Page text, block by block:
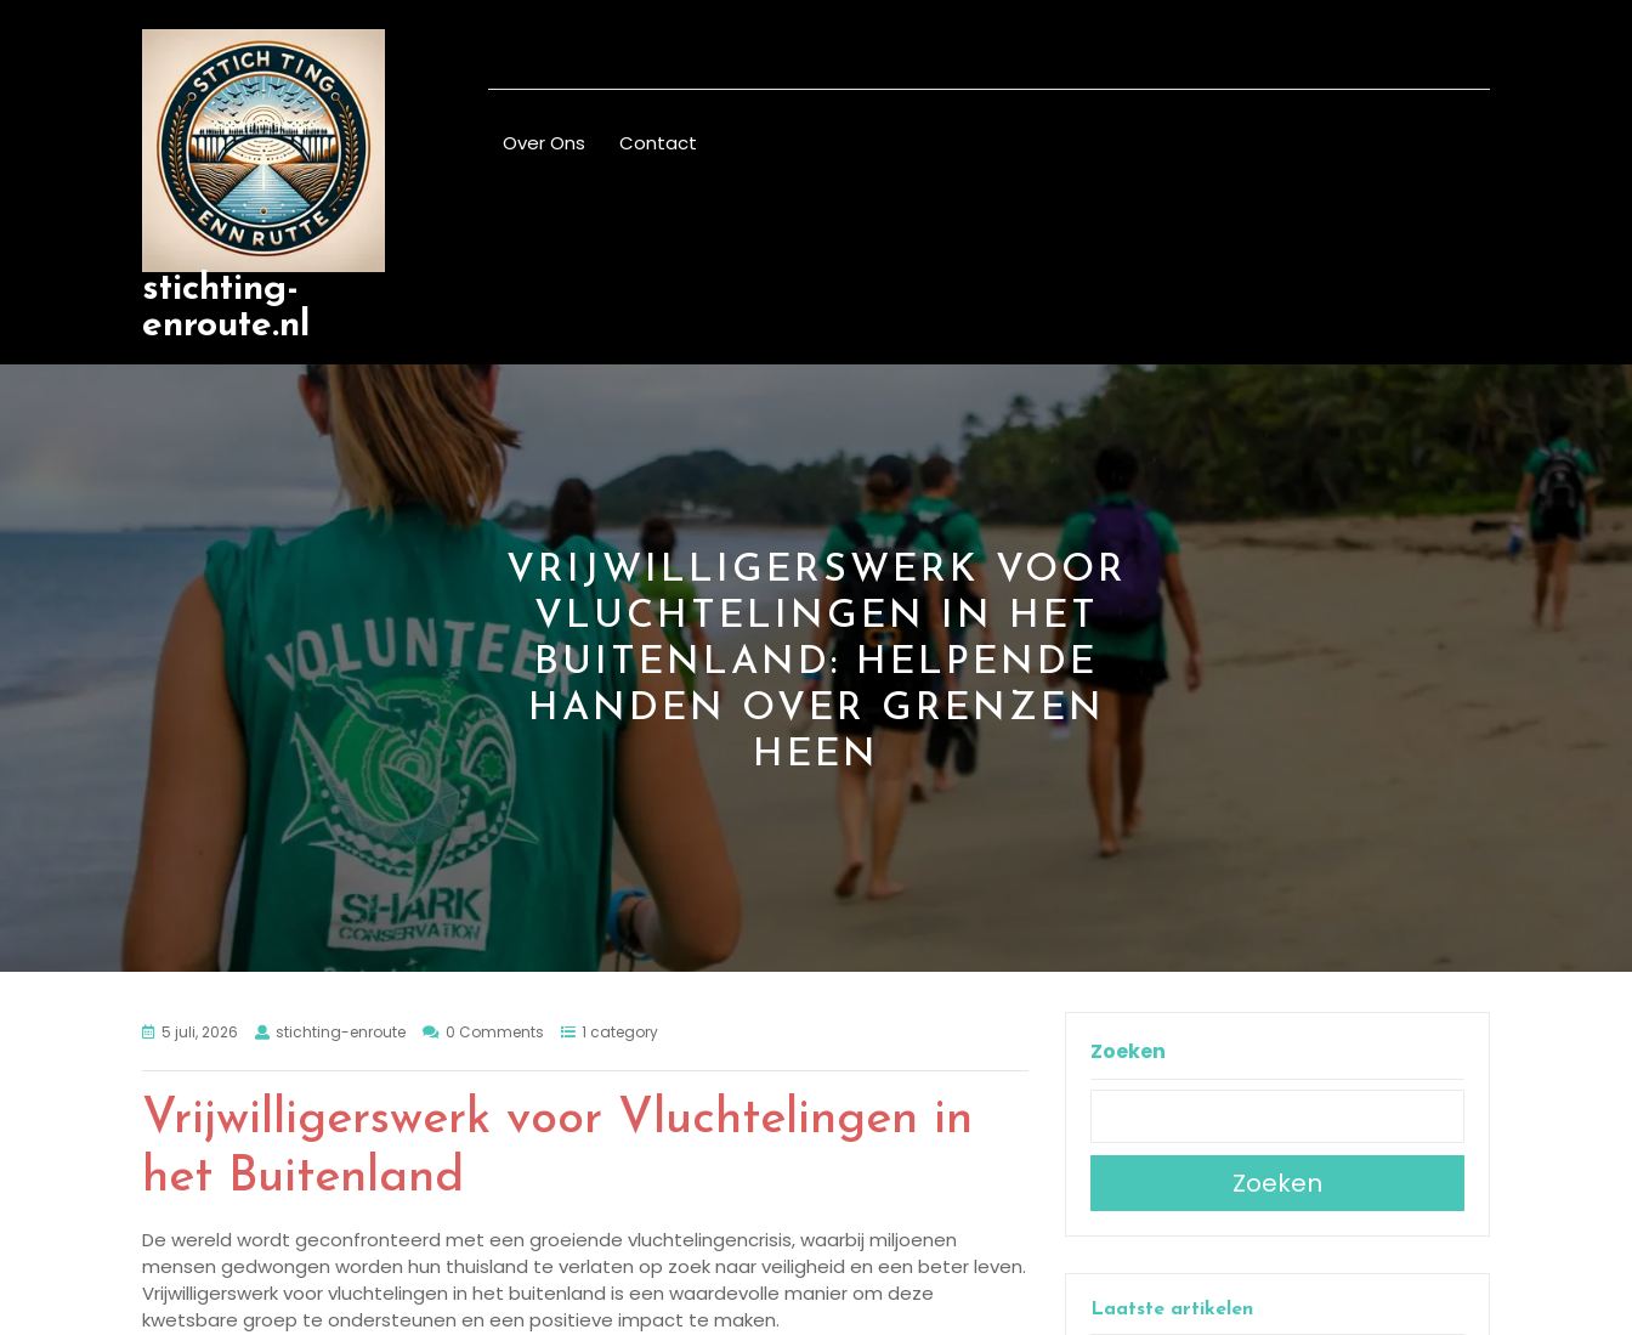
stichting-
enroute.nl
Over Ons Contact
VRIJWILLIGERSWERK VOOR
VLUCHTELINGEN IN HET
BUITENLAND: HELPENDE
HANDEN OVER GRENZEN
HEEN
5 juli, 2026 stichting-enroute 0 Comments 1 category
Vrijwilligerswerk voor Vluchtelingen in
het Buitenland
De wereld wordt geconfronteerd met een groeiende vluchtelingencrisis, waarbij miljoenen
mensen gedwongen worden hun thuisland te verlaten op zoek naar veiligheid en een beter leven.
Vrijwilligerswerk voor vluchtelingen in het buitenland is een waardevolle manier om deze
kwetsbare groep te ondersteunen en een positieve impact te maken.
Zoeken
Zoeken
Laatste artikelen